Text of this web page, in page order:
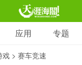
应用 专题
戏 > 赛车竞速